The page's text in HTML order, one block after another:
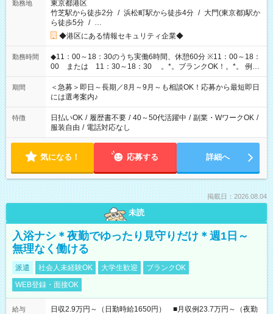
勤務地
東京都港区
竹芝駅から徒歩2分 / 浜松町駅から徒歩4分 / 大門(東京都)駅か
ら徒歩5分 / …
◆港区にある情報セキュリティ企業◆
勤務時間
◆11：00～18：30のうち実働6時間、休憩60分 ※11：00～18：
00 または 11：30～18：30 。*。ブランクOK！。*。 例え
ば前職が、 在宅/財団法人/事務/コールセンター/受付/販売/カフェ
スタッフ スイーツ販売/ホテルフロント/化粧品販売/など 様々な
業界から入社して活躍されています♪
期間
＜急募＞即日～長期／8月～9月～も相談OK！応募から最短即日
には選考案内♪
特徴 日払いOK / 履歴書不要 / 40～50代活躍中 / 副業・WワークOK /
服装自由 / 電話対応なし
気になる！ 応募する 詳細へ
掲載日：2026.08.04
未読
入浴ナシ＊夜勤でゆったり見守りだけ＊週1日～
無理なく働ける
派遣 社会人未経験OK 大学生歓迎
ブランクOK
WEB登録・面接OK
給与
日収2.9万円～（日勤時給1650円） ■月収例23.7万円～（夜勤